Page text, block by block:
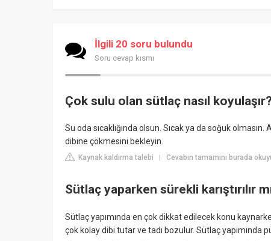
İlgili 20 soru bulundu
Soru cevap kısmı
Çok sulu olan sütlaç nasıl koyulaşır?
Su oda sıcaklığında olsun. Sıcak ya da soğuk
dibine çökmesini bekleyin.
Kaynak kaldırma talebi | Cevabın tamamını burada
Sütlaç yaparken sürekli karıştırılır
Sütlaç yapımında en çok dikkat edilecek konu
çok kolay dibi tutar ve tadı bozulur. Sütlaç